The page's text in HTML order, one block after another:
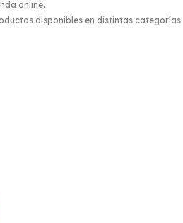
online.
disponibles en distintas categorías.